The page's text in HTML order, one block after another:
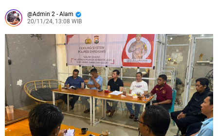
Admin 2 - Alam
20/11/24, 13:08 WIB